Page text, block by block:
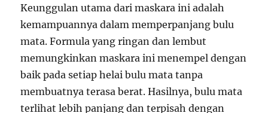
Keunggulan utama dari maskara ini adalah
kemampuannya dalam memperpanjang bulu
mata. Formula yang ringan dan lembut
memungkinkan maskara ini menempel dengan
baik pada setiap helai bulu mata tanpa
membuatnya terasa berat. Hasilnya, bulu mata
terlihat lebih panjang dan terpisah dengan